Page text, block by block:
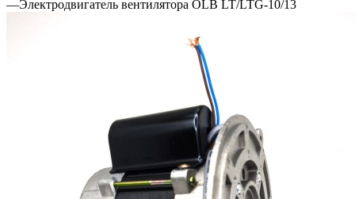
—Электродвигатель вентилятора OLB LT/LTG-10/13